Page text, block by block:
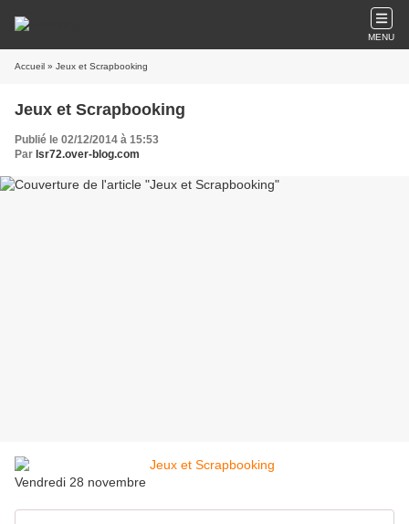
MENU
Accueil » Jeux et Scrapbooking
Jeux et Scrapbooking
Publié le 02/12/2014 à 15:53
Par lsr72.over-blog.com
Vendredi 28 novembre